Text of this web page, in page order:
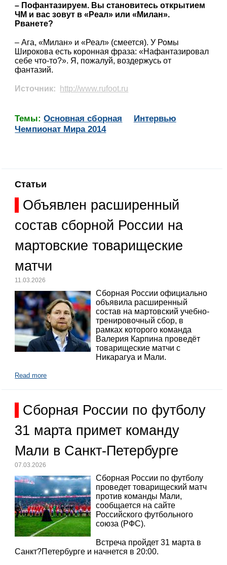
– Пофантазируем. Вы становитесь открытием
ЧМ и вас зовут в «Реал» или «Милан».
Рванете?
– Ага, «Милан» и «Реал» (смеется). У Ромы
Широкова есть коронная фраза: «Нафантазировал
себе что-то?». Я, пожалуй, воздержусь от
фантазий.
Источник: http://www.rufoot.ru
Темы:Основная сборная
Интервью
Чемпионат Мира 2014
Статьи
Объявлен расширенный
состав сборной России на
мартовские товарищеские
матчи
11.03.2026
Сборная России официально
объявила расширенный
состав на мартовский учебно-
тренировочный сбор, в
рамках которого команда
Валерия Карпина проведёт
товарищеские матчи с
Никарагуа и Мали.
Read more
Сборная России по футболу
31 марта примет команду
Мали в Санкт-Петербурге
07.03.2026
Сборная России по футболу
проведет товарищеский матч
против команды Мали,
сообщается на сайте
Российского футбольного
союза (РФС).
Встреча пройдет 31 марта в
Санкт?Петербурге и начнется в 20:00.